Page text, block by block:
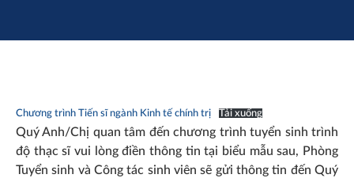
Chương trình Tiến sĩ ngành Kinh tế chính trị Tải xuống
Quý Anh/Chị quan tâm đến chương trình tuyển sinh trình
độ thạc sĩ vui lòng điền thông tin tại biểu mẫu sau, Phòng
Tuyển sinh và Công tác sinh viên sẽ gửi thông tin đến Quý